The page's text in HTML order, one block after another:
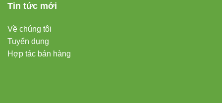
Tin tức mới
Về chúng tôi
Tuyển dụng
Hợp tác bán hàng